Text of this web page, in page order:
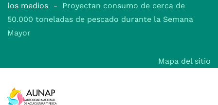
los medios
Proyectan consumo de cerca de
50.000 toneladas de pescado durante la Semana
Mayor
Mapa del sitio